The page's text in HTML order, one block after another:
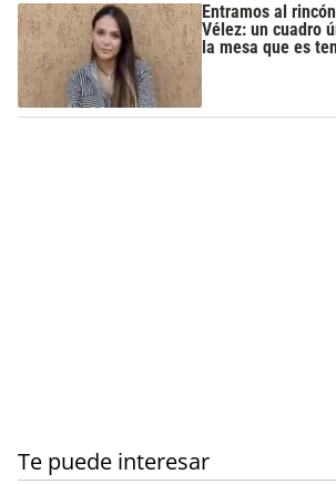
Entramos al
Vélez: un cuadro
la mesa que es